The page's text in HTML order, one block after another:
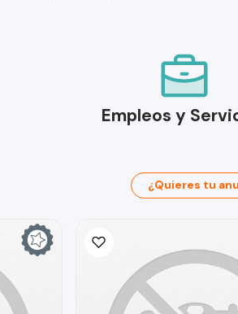
Empleos y
¿Quieres tu